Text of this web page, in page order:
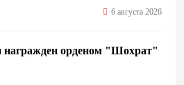
6 августа 2026
награжден орденом "Шохрат"